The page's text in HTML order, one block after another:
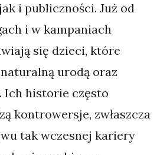
i publiczności. Już od
i w kampaniach
się dzieci, które
urodą oraz
Ich historie często
kontrowersje, zwłaszcza
tak wczesnej kariery